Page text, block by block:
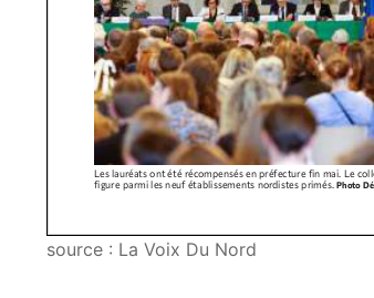
source : La Voix Du Nord